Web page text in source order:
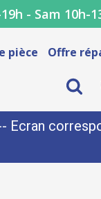
- Sam 10h-
pièce Offre
Ecran